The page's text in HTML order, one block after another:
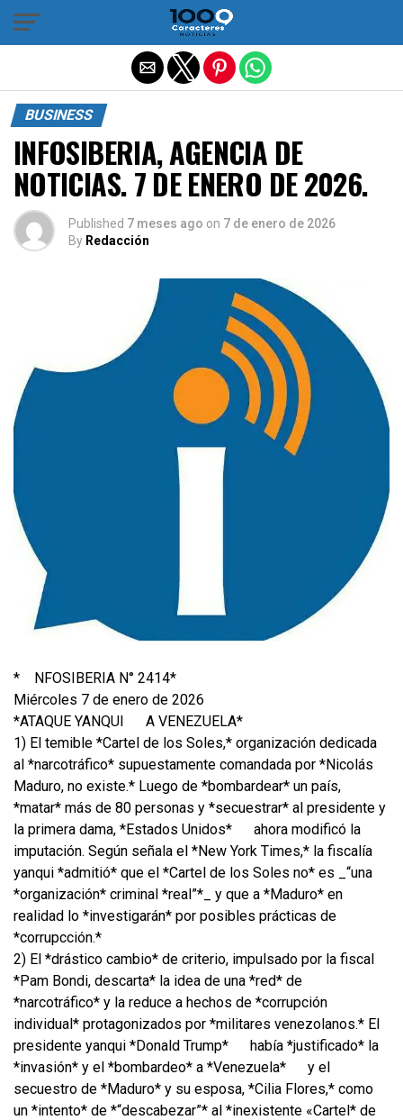
BUSINESS
INFOSIBERIA, AGENCIA DE
NOTICIAS. 7 DE ENERO DE 2026.
Published 7 meses ago on 7 de enero de 2026
By Redacción
*
NFOSIBERIA N° 2414*
Miércoles 7 de enero de 2026
*ATAQUE YANQUI
A VENEZUELA*
1) El temible *Cartel de los Soles,* organización dedicada
al *narcotráfico* supuestamente comandada por *Nicolás
Maduro, no existe.* Luego de *bombardear* un país,
*matar* más de 80 personas y *secuestrar* al presidente y
la primera dama, *Estados Unidos*
ahora modificó la
imputación. Según señala el *New York Times,* la fiscalía
yanqui *admitió* que el *Cartel de los Soles no* es _“una
*organización* criminal *real”*_ y que a *Maduro* en
realidad lo *investigarán* por posibles prácticas de
*corrupcción.*
2) El *drástico cambio* de criterio, impulsado por la fiscal
*Pam Bondi, descarta* la idea de una *red* de
*narcotráfico* y la reduce a hechos de *corrupción
individual* protagonizados por *militares venezolanos.* El
presidente yanqui *Donald Trump*
había *justificado* la
*invasión* y el *bombardeo* a *Venezuela*
y el
secuestro de *Maduro* y su esposa, *Cilia Flores,* como
un *intento* de *“descabezar”* al *inexistente «Cartel* de
Salir de la versión móvil